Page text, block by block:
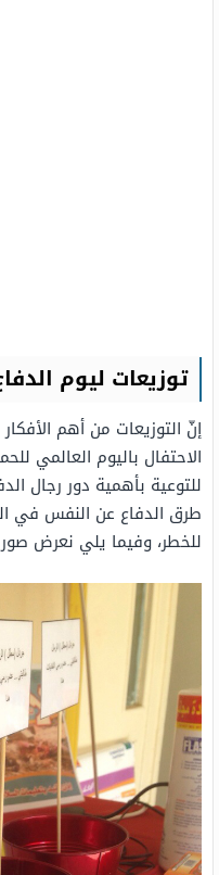
توزيعات ليوم
إنّ التوزيعات من أهم
الاحتفال باليوم العالمي
للتوعية بأهمية دور رجال
طرق الدفاع عن النفس في
للخطر، وفيما يلي نعرض صور